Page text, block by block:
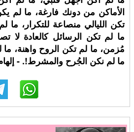
الأماكن من دونك فارغة، ما لم
تكن الليالي منصاعة للتكرار،
ما لم تكن الرسائل كالعادة لا
مُزمن، ما لم تكن الروح واهنة،
ما لم نكن الجُرح والمشرط!. -